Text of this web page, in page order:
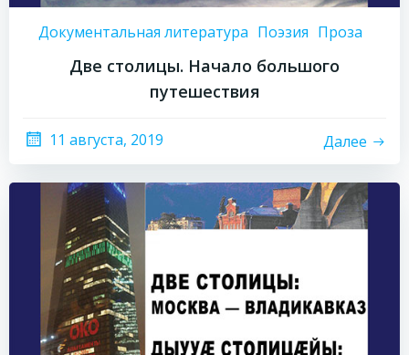
Документальная литература Поэзия Проза
Две столицы. Начало большого
путешествия
11 августа, 2019 Далее